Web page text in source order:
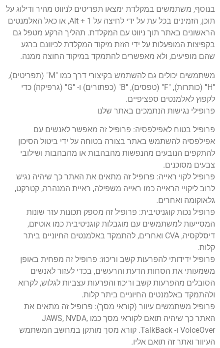
בנוסף, משתמשים במקלדת ימצאו תפריטים לניווט מהיר ודילוג על
תוכן, הזמינים בכל עת על ידי לחיצה על Alt + 1, או כאל האלמנטים
הראשונים באתר תוך ניווט עם המקלדת. תהליך הרקע מטפל גם
בקפיצות המופעלות על ידי הזזת מיקוד המקלדת לכיוונם ברגע
שהם מופיעים, ולא מאפשרים להתמקד במיקוד החוצה ממנה.
משתמשים יכולים גם להשתמש בקיצורי דרך כמו "M" (תפריטים),
"H" (כותרות), "F" (טפסים), "B" (כפתורים) ו- "G" (גרפיקה) כדי
לקפוץ לאלמנטים ספציפיים.
פרופילי נגישות הנתמכים באתר שלנו
פרופיל בטוח לאפילפסיה: פרופיל זה מאפשר לאנשים עם
אפילפסיה להשתמש באתר בצורה בטוחה על ידי ביטול הסיכון
להתקפים הנובעים מהנפשות מהבהבות או מהבהבות ושילובי
צבעים מסוכנים.
פרופיל לקוי ראייה: פרופיל זה מתאים את האתר כך שיהיה נגיש
לרוב ליקויי הראייה כמו ראייה משפילה, ראיית המנהרה, קטרקט,
גלאוקומה ואחרים.
פרופיל נכות קוגניטיבית: פרופיל זה מספק תכונות עזר שונות
המסייעות למשתמשים עם מוגבלות קוגניטיבית כמו אוטיזם,
דיסלקסיה, CVA ואחרים, להתמקד באלמנטים החיוניים ביתר
קלות.
פרופיל ידידותי להפרעות קשב וריכוז: פרופיל זה מפחית באופן
משמעותי את הסחות הדעת והרעשים, בכדי לעזור לאנשים
הסובלים מהפרעות קשב וריכוז והפרעות עצביות לגלוש, לקרוא
ולהתמקד באלמנטים החיוניים ביתר קלות.
פרופיל משתמשים עיוור (קוראי מסך): פרופיל זה מתאים את
האתר כך שיהיה תואם לקוראי מסך כמו JAWS, NVDA,
VoiceOver ו- TalkBack. קורא מסך מותקן במחשב המשתמש
העיוור ואתר זה תואם אליו.